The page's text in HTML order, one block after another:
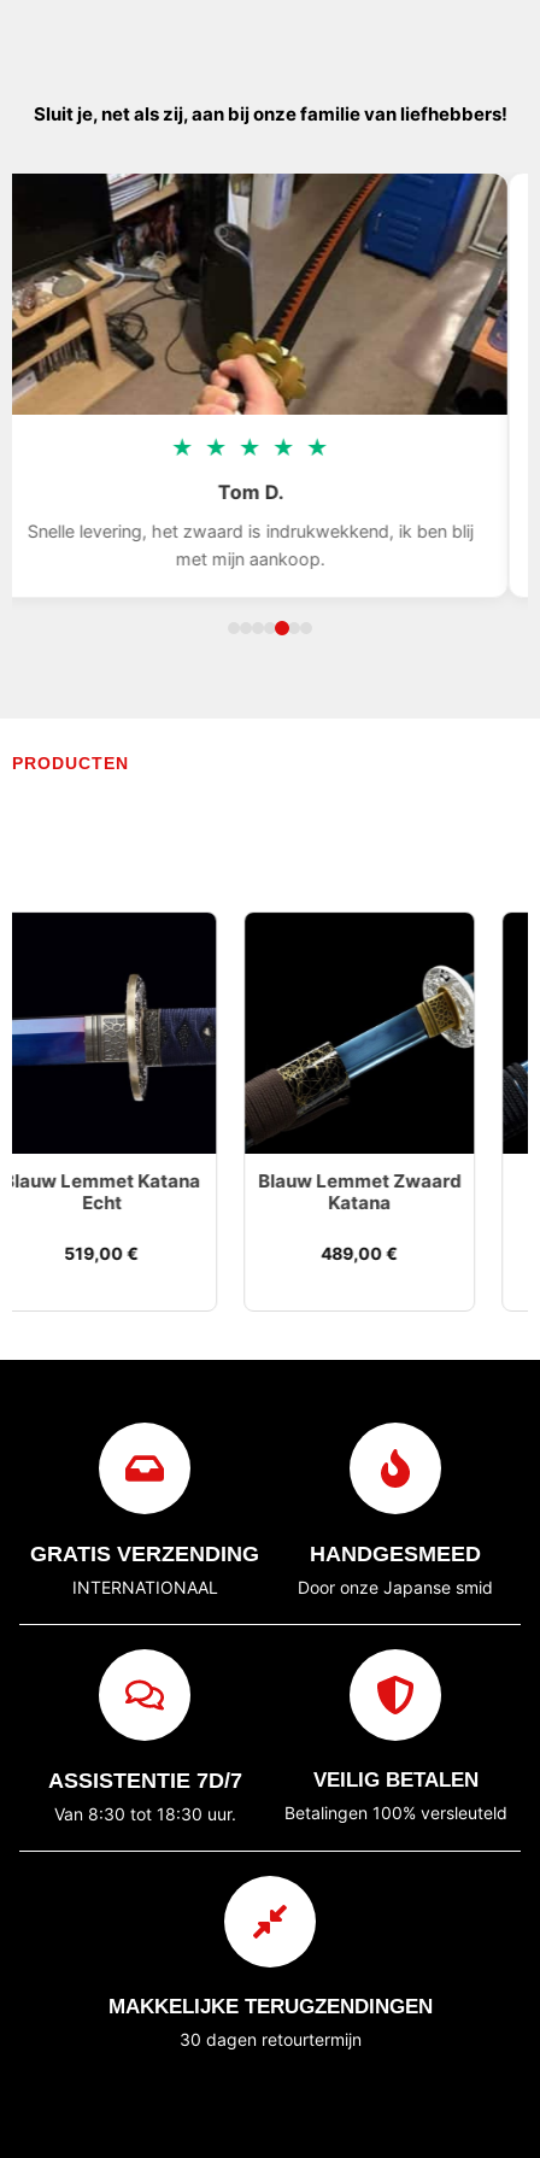
Sluit je, net als zij, aan bij onze familie van liefhebbers!
★ ★ ★ ★
Tom D.
levering, het zwaard is indrukwekkend, ik ben blij
met mijn aankoop.
PRODUCTEN
Blauw Lemmet Zwaard
Katana
489,00
Katana Blue
519,00
GRATIS VERZENDING
INTERNATIONAAL
HANDGESMEED
Door onze Japanse smid
ASSISTENTIE 7D/7
Van 8:30 tot 18:30 uur.
VEILIG BETALEN
Betalingen 100% versleuteld
MAKKELIJKE TERUGZENDINGEN
30 dagen retourtermijn